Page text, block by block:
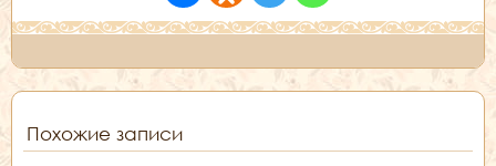
Похожие записи